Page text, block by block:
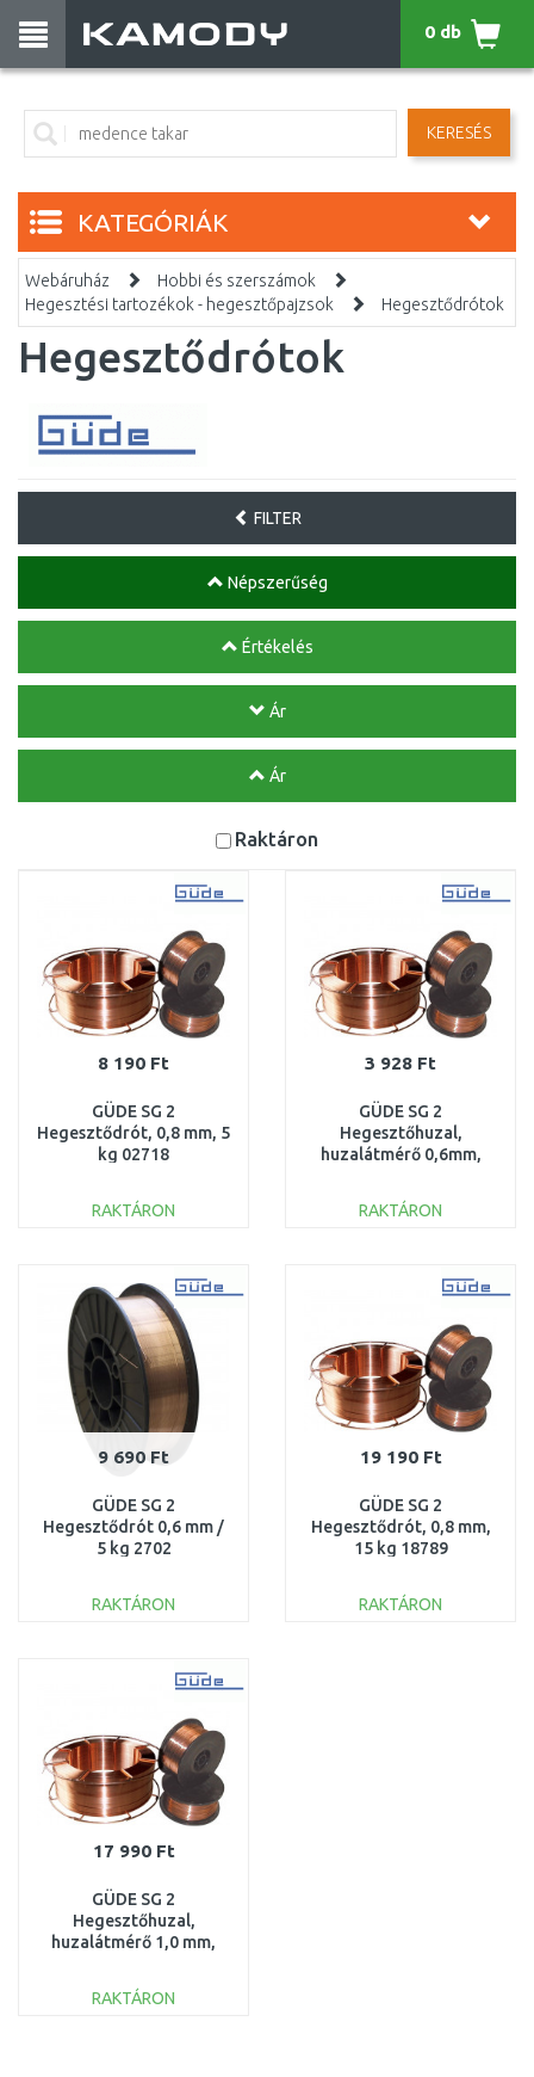
KERESÉS
0 db
KATEGÓRIÁK
Webáruház
Hobbi és szerszámok
Hegesztési tartozékok - hegesztőpajzsok
Hegesztődrótok
Hegesztődrótok
FILTER
Népszerűség
Értékelés
Ár
Ár
Raktáron
8 190 Ft
GÜDE SG 2
Hegesztődrót, 0,8 mm, 5
kg 02718
RAKTÁRON
Összehasonlítás
3 928 Ft
GÜDE SG 2
Hegesztőhuzal,
huzalátmérő 0,6mm,
85177
RAKTÁRON
Összehasonlítás
9 690 Ft
GÜDE SG 2
Hegesztődrót 0,6 mm /
5 kg 2702
RAKTÁRON
Összehasonlítás
19 190 Ft
GÜDE SG 2
Hegesztődrót, 0,8 mm,
15 kg 18789
RAKTÁRON
17 990 Ft
GÜDE SG 2
Hegesztőhuzal,
huzalátmérő 1,0 mm,
18790
RAKTÁRON